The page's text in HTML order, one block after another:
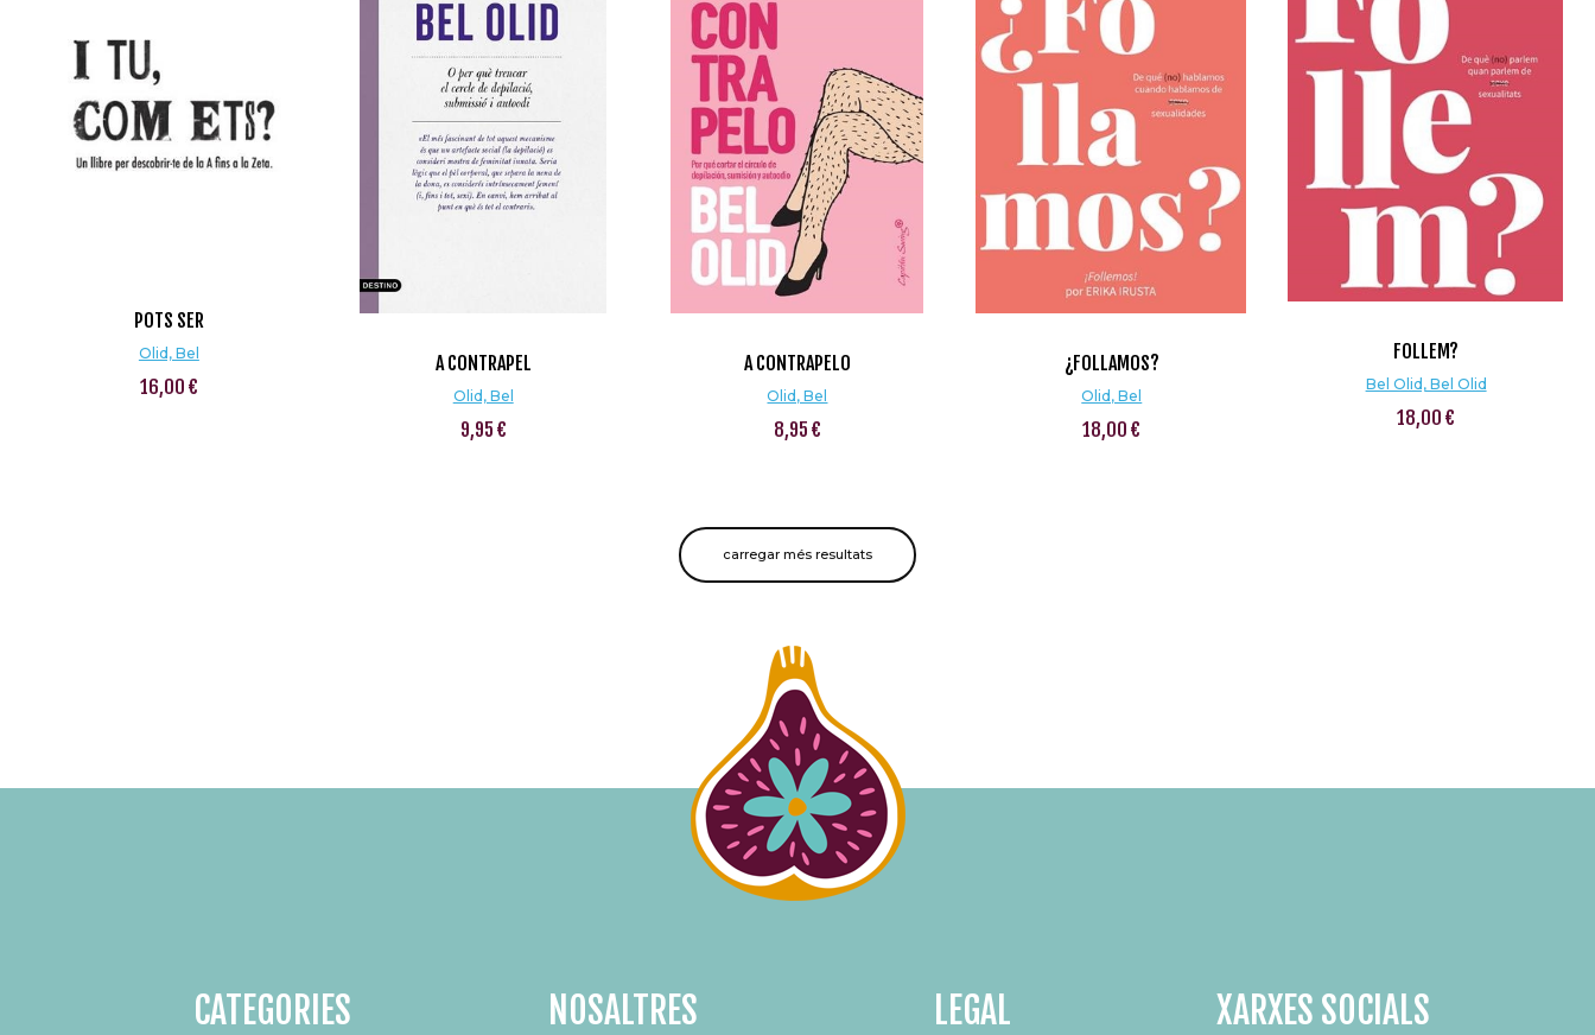
POTS SER
Olid, Bel
16,00 €
A CONTRAPEL
Olid, Bel
9,95 €
A CONTRAPELO
Olid, Bel
8,95 €
¿FOLLAMOS?
Olid, Bel
18,00 €
FOLLEM?
Bel Olid, Bel Olid
18,00 €
carregar més resultats
CATEGORIES NOSALTRES LEGAL XARXES SOCIALS